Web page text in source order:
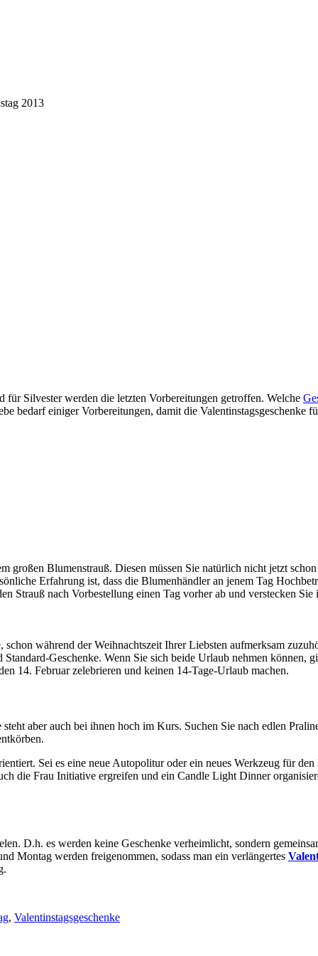
2013
Silvester werden die letzten Vorbereitungen getroffen. Welche
bedarf einiger Vorbereitungen, damit die
großen Blumenstrauß. Diesen müssen Sie natürlich nicht jetzt
Erfahrung ist, dass die Blumenhändler an jenem Tag
Strauß nach Vorbestellung einen Tag vorher ab und verstecken
während der Weihnachtszeit Ihrer Liebsten aufmerksam
Geschenke. Wenn Sie sich beide Urlaub nehmen
14. Februar zelebrieren und keinen 14-Tage-Urlaub machen.
aber auch bei ihnen hoch im Kurs. Suchen Sie nach edlen
Sei es eine neue Autopolitur oder ein neues Werkzeug für
die Frau Initiative ergreifen und ein Candle Light Dinner
D.h. es werden keine Geschenke verheimlicht, sondern
Montag werden freigenommen, sodass man ein verlängertes
, Valentinstagsgeschenke